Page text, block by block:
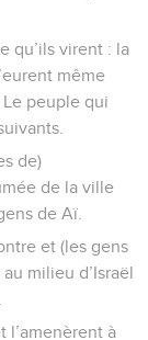
qu’ils virent : la
même
Le peuple qui
de)
de la ville
de Aï.
et (les gens
milieu d’Israël
l’amenèrent à